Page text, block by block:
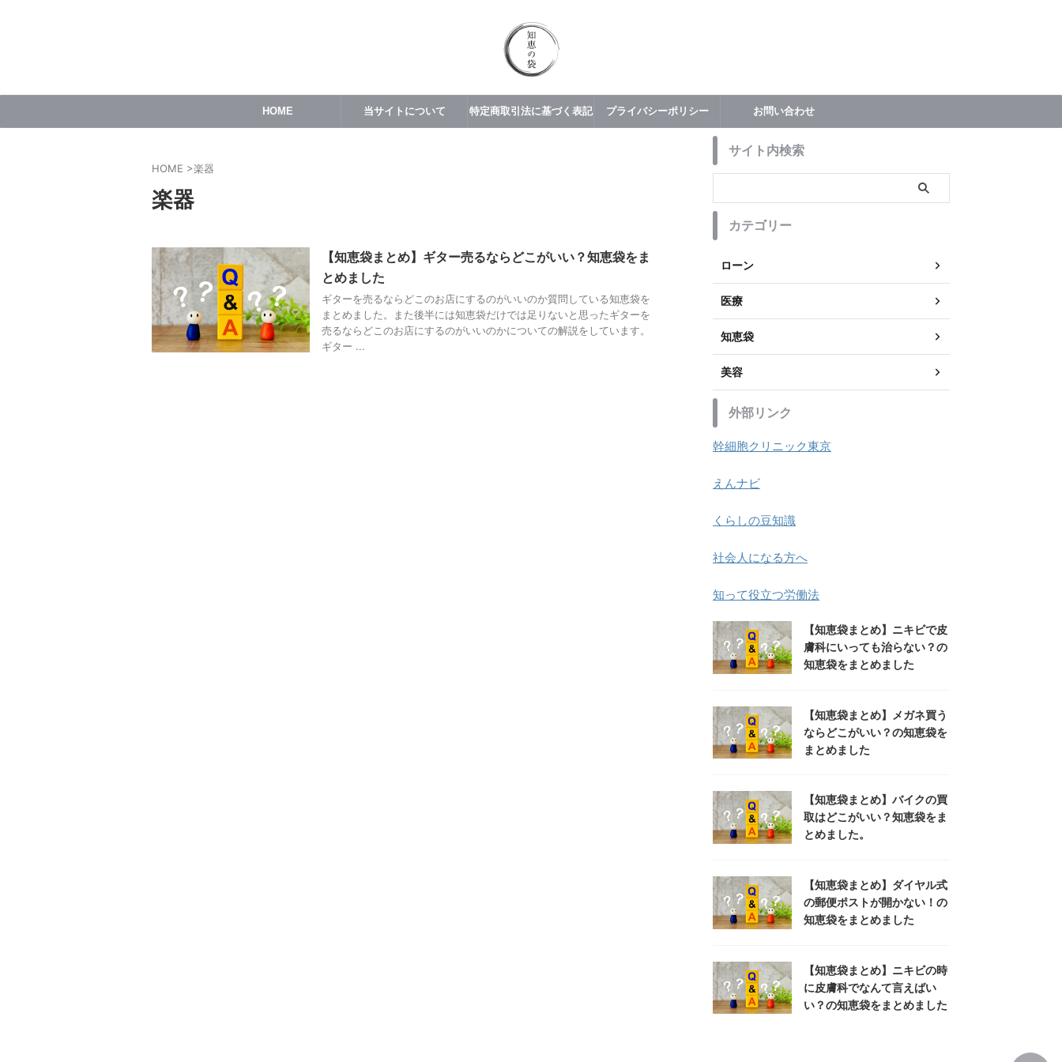
HOME 当サイトについて 特定商取引法に基づく表記 プライバシーポリシー お問い合わせ
HOME >楽器
楽器
【知恵袋まとめ】ギター売るならどこがいい？知恵袋をま
とめました
ギターを売るならどこのお店にするのがいいのか質問している知恵袋を
まとめました。また後半には知恵袋だけでは足りないと思ったギターを
売るならどこのお店にするのがいいのかについての解説をしています。
ギター ...
サイト内検索
カテゴリー
ローン
医療
知恵袋
美容
外部リンク
幹細胞クリニック東京
えんナビ
くらしの豆知識
社会人になる方へ
知って役立つ労働法
【知恵袋まとめ】ニキビで皮
膚科にいっても治らない？の
知恵袋をまとめました
【知恵袋まとめ】メガネ買う
ならどこがいい？の知恵袋を
まとめました
【知恵袋まとめ】バイクの買
取はどこがいい？知恵袋をま
とめました。
【知恵袋まとめ】ダイヤル式
の郵便ポストが開かない！の
知恵袋をまとめました
【知恵袋まとめ】ニキビの時
に皮膚科でなんて言えばい
い？の知恵袋をまとめました